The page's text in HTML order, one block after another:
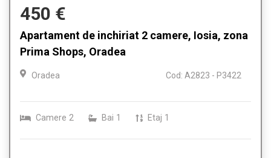
450 €
Apartament de inchiriat 2 camere, Iosia, zona
Prima Shops, Oradea
Oradea Cod: A2823 - P3422
Camere 2 Bai 1 Etaj 1